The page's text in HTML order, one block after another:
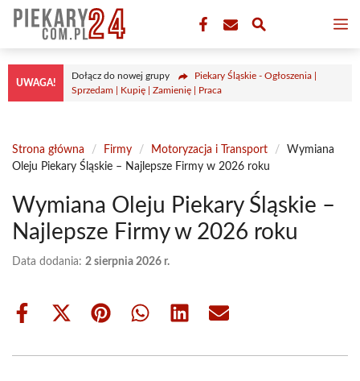
Przejdź
treści
UWAGA!
Dołącz do nowej grupy
Piekary Śląskie - Ogłoszenia |
Sprzedam | Kupię | Zamienię | Praca
Strona główna / Firmy / Motoryzacja i Transport /
Wymiana
Oleju Piekary Śląskie – Najlepsze Firmy w 2026 roku
Wymiana Oleju Piekary Śląskie –
Najlepsze Firmy w 2026 roku
Data dodania: 2 sierpnia 2026 r.
Share
Share
(Twitter)
Share Share Share Share